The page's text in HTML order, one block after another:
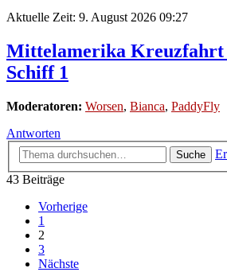
Aktuelle Zeit: 9. August 2026 09:27
Mittelamerika
Schiff 1
Moderatoren: Worsen, Bianca, PaddyFly
Antworten
Suche
43 Beiträge
Vorherige
1
2
3
Nächste